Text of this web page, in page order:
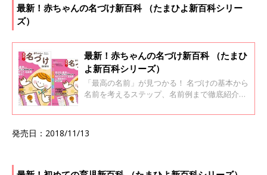
超音波写真の見方、陣痛の乗り切り方、産後1
最新！赤ちゃんの名づけ新百科 （たまひよ新百科シリー
ズ）
最新！赤ちゃんの名づけ新百科 （たまひ
よ新百科シリーズ）
「最高の名前」が見つかる！ 名づけの基本から
名前を考えるステップ、名前例まで徹底紹介！
節」「イメージ」「姓名判断」「漢字」などか
ます。 インデックスつきだから、気になるポイ
発売日：2018/11/13